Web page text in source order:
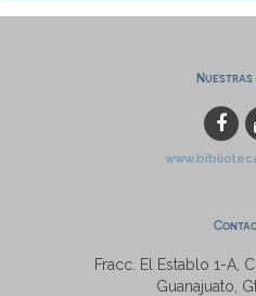
Nuestras
Fracc. El Establo 1-A,
Guanajuato,